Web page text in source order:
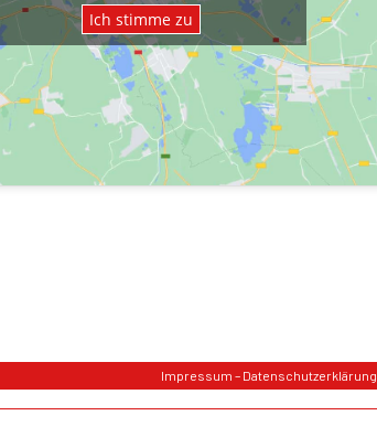
Ich stimme zu
Impressum – Datenschutzerklärung